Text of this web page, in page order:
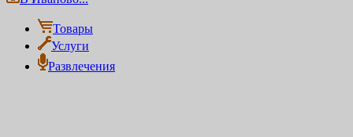
Товары
Услуги
Развлечения